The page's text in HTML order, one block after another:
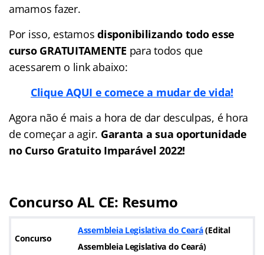
amamos fazer.
Por isso, estamos disponibilizando todo esse
curso GRATUITAMENTE para todos que
acessarem o link abaixo:
Clique AQUI e comece a mudar de vida!
Agora não é mais a hora de dar desculpas, é hora
de começar a agir. Garanta a sua oportunidade
no Curso Gratuito Imparável 2022!
Concurso AL CE: Resumo
Concurso
Assembleia Legislativa do Ceará(Edital
Assembleia Legislativa do Ceará)